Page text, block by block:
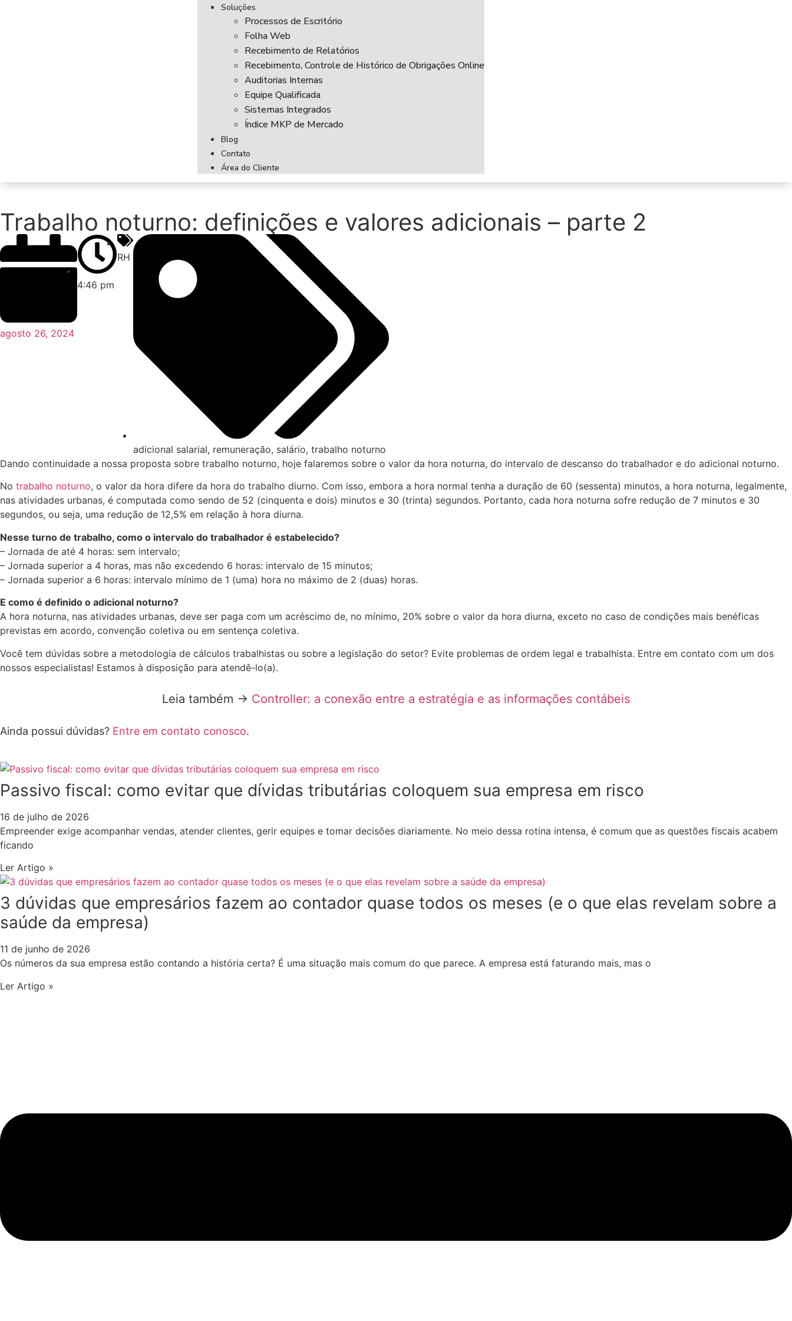
Soluções
Processos de Escritório
Folha Web
Recebimento de Relatórios
Recebimento, Controle de Histórico de Obrigações Online
Auditorias Internas
Equipe Qualificada
Sistemas Integrados
Índice MKP de Mercado
Blog
Contato
Área do Cliente
Trabalho noturno: definições e valores adicionais – parte 2
agosto 26, 2024
4:46 pm
RH
adicional salarial, remuneração, salário, trabalho noturno
Dando continuidade a nossa proposta sobre trabalho noturno, hoje falaremos sobre o valor da hora noturna, do intervalo de descanso do trabalhador e do adicional noturno.
No trabalho noturno, o valor da hora difere da hora do trabalho diurno. Com isso, embora a hora normal tenha a duração de 60 (sessenta) minutos, a hora noturna, legalmente,
nas atividades urbanas, é computada como sendo de 52 (cinquenta e dois) minutos e 30 (trinta) segundos. Portanto, cada hora noturna sofre redução de 7 minutos e 30
segundos, ou seja, uma redução de 12,5% em relação à hora diurna.
Nesse turno de trabalho, como o intervalo do trabalhador é estabelecido?
– Jornada de até 4 horas: sem intervalo;
– Jornada superior a 4 horas, mas não excedendo 6 horas: intervalo de 15 minutos;
– Jornada superior a 6 horas: intervalo mínimo de 1 (uma) hora no máximo de 2 (duas) horas.
E como é definido o adicional noturno?
A hora noturna, nas atividades urbanas, deve ser paga com um acréscimo de, no mínimo, 20% sobre o valor da hora diurna, exceto no caso de condições mais benéficas
previstas em acordo, convenção coletiva ou em sentença coletiva.
Você tem dúvidas sobre a metodologia de cálculos trabalhistas ou sobre a legislação do setor? Evite problemas de ordem legal e trabalhista. Entre em contato com um dos
nossos especialistas! Estamos à disposição para atendê-lo(a).
Leia também -> Controller: a conexão entre a estratégia e as informações contábeis
Ainda possui dúvidas? Entre em contato conosco.
Passivo fiscal: como evitar que dívidas tributárias coloquem sua empresa em risco
16 de julho de 2026
Empreender exige acompanhar vendas, atender clientes, gerir equipes e tomar decisões diariamente. No meio dessa rotina intensa, é comum que as questões fiscais acabem
ficando
Ler Artigo »
3 dúvidas que empresários fazem ao contador quase todos os meses (e o que elas revelam sobre a
saúde da empresa)
11 de junho de 2026
Os números da sua empresa estão contando a história certa? É uma situação mais comum do que parece. A empresa está faturando mais, mas o
Ler Artigo »